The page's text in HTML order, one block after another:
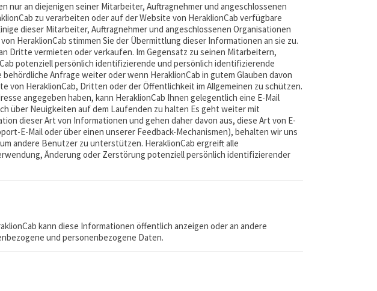
an diejenigen seiner Mitarbeiter, Auftragnehmer und angeschlossenen
zu verarbeiten oder auf der Website von HeraklionCab verfügbare
dieser Mitarbeiter, Auftragnehmer und angeschlossenen Organisationen
HeraklionCab stimmen Sie der Übermittlung dieser Informationen an sie zu.
Dritte vermieten oder verkaufen. Im Gegensatz zu seinen Mitarbeitern,
potenziell persönlich identifizierende und persönlich identifizierende
Anfrage weiter oder wenn HeraklionCab in gutem Glauben davon
von HeraklionCab, Dritten oder der Öffentlichkeit im Allgemeinen zu schützen.
angegeben haben, kann HeraklionCab Ihnen gelegentlich eine E-Mail
über Neuigkeiten auf dem Laufenden zu halten Es geht weiter mit
dieser Art von Informationen und gehen daher davon aus, diese Art von E-
E-Mail oder über einen unserer Feedback-Mechanismen), behalten wir uns
andere Benutzer zu unterstützen. HeraklionCab ergreift alle
Änderung oder Zerstörung potenziell persönlich identifizierender
kann diese Informationen öffentlich anzeigen oder an andere
und personenbezogene Daten.